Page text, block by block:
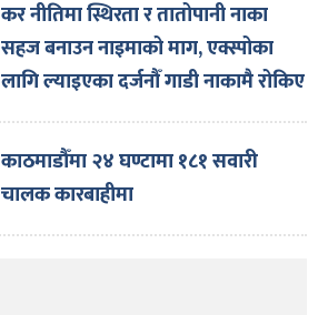
कर नीतिमा स्थिरता र तातोपानी नाका
सहज बनाउन नाइमाको माग, एक्स्पोका
लागि ल्याइएका दर्जनौँ गाडी नाकामै रोकिए
काठमाडौँमा २४ घण्टामा १८१ सवारी
चालक कारबाहीमा